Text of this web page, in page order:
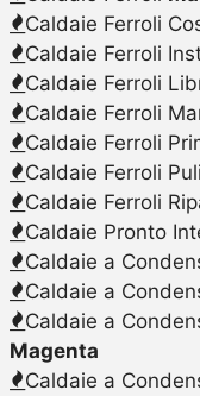
Caldaie Ferroli
Caldaie Ferroli
Caldaie Ferroli
Caldaie Ferroli
Caldaie Ferroli
Caldaie Ferroli
Caldaie Ferroli
Caldaie Pronto
Caldaie a
Caldaie a
Caldaie a
Magenta
Caldaie a